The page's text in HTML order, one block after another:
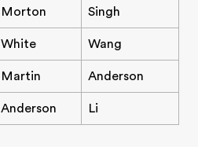
Morton Singh
White Wang
Martin Anderson
Anderson Li